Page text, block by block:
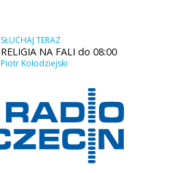
SŁUCHAJ TERAZ
RELIGIA NA FALI do 08:00
Piotr Kołodziejski